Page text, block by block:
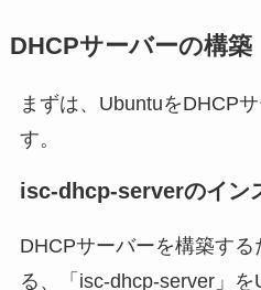
DHCPサーバーの構築
まずは、UbuntuをDHCP
す。
isc-dhcp-serverのイン
DHCPサーバーを構築す
る、「isc-dhcp-server」